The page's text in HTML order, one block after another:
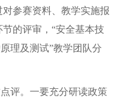
参赛资料、教学实施报
的评审，“安全基本技
理及测试”教学团队分
评。一要充分研读政策